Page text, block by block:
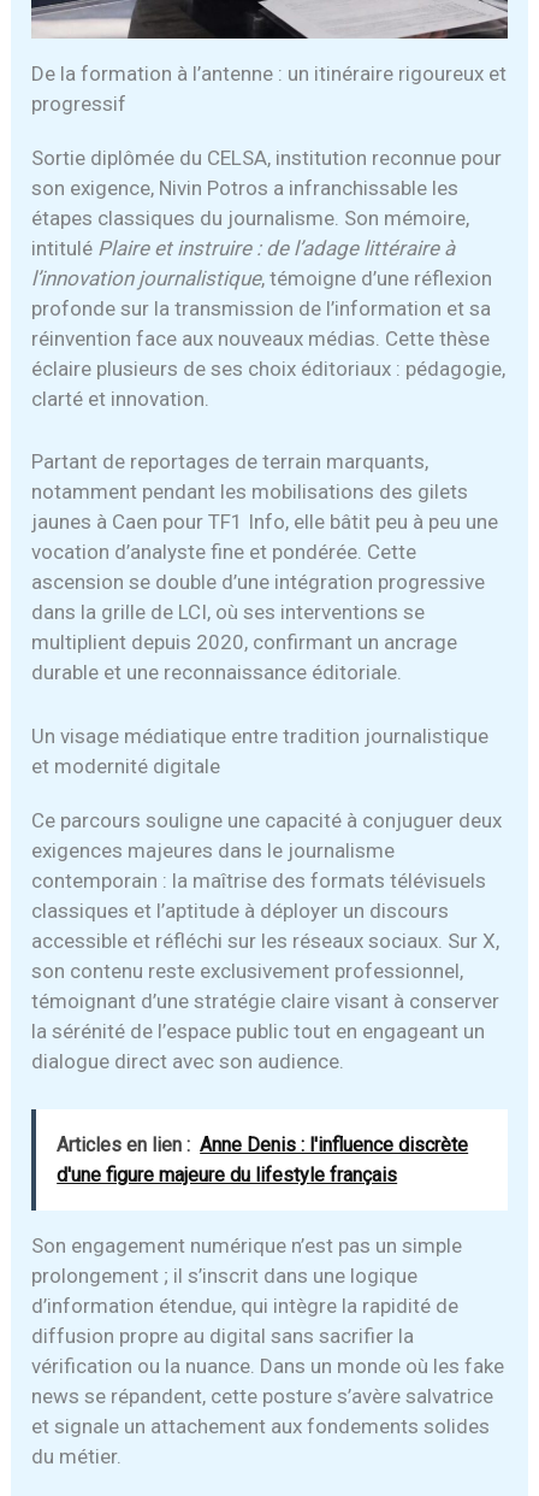
De la formation à l’antenne : un itinéraire rigoureux et
progressif
Sortie diplômée du CELSA, institution reconnue pour
son exigence, Nivin Potros a infranchissable les
étapes classiques du journalisme. Son mémoire,
intitulé Plaire et instruire : de l’adage littéraire à
l’innovation journalistique, témoigne d’une réflexion
profonde sur la transmission de l’information et sa
réinvention face aux nouveaux médias. Cette thèse
éclaire plusieurs de ses choix éditoriaux : pédagogie,
clarté et innovation.
Partant de reportages de terrain marquants,
notamment pendant les mobilisations des gilets
jaunes à Caen pour TF1 Info, elle bâtit peu à peu une
vocation d’analyste fine et pondérée. Cette
ascension se double d’une intégration progressive
dans la grille de LCI, où ses interventions se
multiplient depuis 2020, confirmant un ancrage
durable et une reconnaissance éditoriale.
Un visage médiatique entre tradition journalistique
et modernité digitale
Ce parcours souligne une capacité à conjuguer deux
exigences majeures dans le journalisme
contemporain : la maîtrise des formats télévisuels
classiques et l’aptitude à déployer un discours
accessible et réfléchi sur les réseaux sociaux. Sur X,
son contenu reste exclusivement professionnel,
témoignant d’une stratégie claire visant à conserver
la sérénité de l’espace public tout en engageant un
dialogue direct avec son audience.
Articles en lien : Anne Denis : l'influence discrète
d'une figure majeure du lifestyle français
Son engagement numérique n’est pas un simple
prolongement ; il s’inscrit dans une logique
d’information étendue, qui intègre la rapidité de
diffusion propre au digital sans sacrifier la
vérification ou la nuance. Dans un monde où les fake
news se répandent, cette posture s’avère salvatrice
et signale un attachement aux fondements solides
du métier.